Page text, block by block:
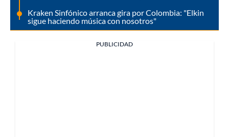
Kraken Sinfónico arranca gira por Colombia: "Elkin
sigue haciendo música con nosotros"
PUBLICIDAD